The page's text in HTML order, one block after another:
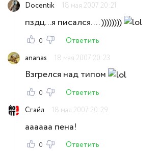
Docentik
18 мая 2007 20:21
пздц...я писался.... ))))))))
0
Ответить
ananas
18 мая 2007 20:23
Взгрелся над типом
0
Ответить
Стайл
18 мая 2007 20:29
аааааа пена!
0
Ответить